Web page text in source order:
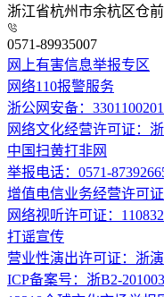
浙江省杭州市余杭区仓
0571-89935007
网上有害信息举报专区
网络110报警服务
浙公网安备：
网络文化经营许可证：
中国扫黄打非网
举报电话：0571-
增值电信业务经营许可
网络视听许可证：
打谣宣传
营业性演出许可证：浙演
ICP备案号：浙B2-